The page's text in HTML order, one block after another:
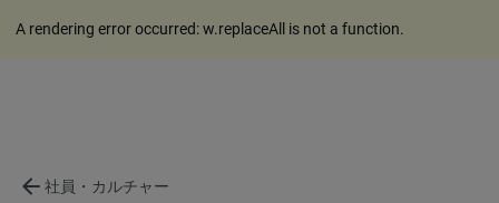
A rendering error occurred:w.replaceAll is not a function.
arrow_back 社員・カルチャー